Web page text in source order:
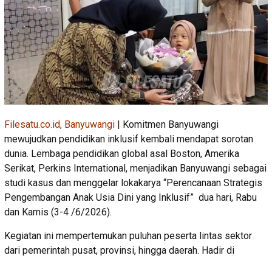
Filesatu.co.id, Banyuwangi | Komitmen Banyuwangi
mewujudkan pendidikan inklusif kembali mendapat sorotan
dunia. Lembaga pendidikan global asal Boston, Amerika
Serikat, Perkins International, menjadikan Banyuwangi sebagai
studi kasus dan menggelar lokakarya “Perencanaan Strategis
Pengembangan Anak Usia Dini yang Inklusif” dua hari, Rabu
dan Kamis (3-4 /6/2026).
Kegiatan ini mempertemukan puluhan peserta lintas sektor
dari pemerintah pusat, provinsi, hingga daerah. Hadir di